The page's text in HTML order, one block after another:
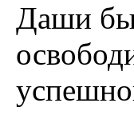
Даши